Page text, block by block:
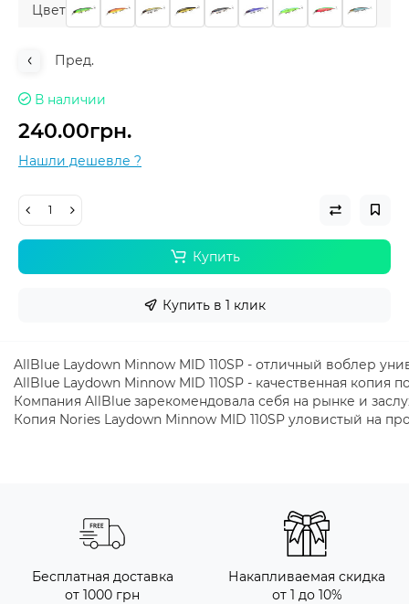
Цвет
Пред.
В наличии
240.00грн.
Нашли дешевле ?
Купить
Купить в 1 клик
AllBlue Laydown Minnow MID 110SP - отличный воблер
AllBlue Laydown Minnow MID 110SP - качественная копия
Компания AllBlue зарекомендовала себя на рынке и
Копия Nories Laydown Minnow MID 110SP уловистый на
Бесплатная доставка
от 1000 грн
Накапливаемая скидка
от 1 до 10%